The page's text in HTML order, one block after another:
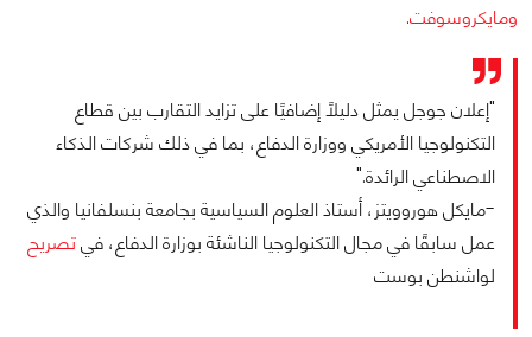
ومايكروسوفت.
"إعلان جوجل يمثل دليلًا إضافيًا على تزايد التقارب بين قطاع
التكنولوجيا الأمريكي ووزارة الدفاع، بما في ذلك شركات الذكاء
الاصطناعي الرائدة."
-مايكل هوروويتز، أستاذ العلوم السياسية بجامعة بنسلفانيا والذي
عمل سابقًا في مجال التكنولوجيا الناشئة بوزارة الدفاع، فيتصريح
لواشنطن بوست